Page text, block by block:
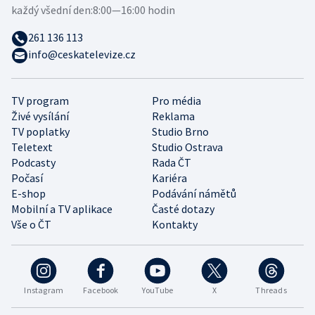
Instagram Facebook YouTube X Threads
TV program
Pro média
Živé vysílání
Reklama
TV poplatky
Studio Brno
Teletext
Studio Ostrava
Podcasty
Rada ČT
Počasí
Kariéra
E-shop
Podávání námětů
Mobilní a TV aplikace
Časté dotazy
Vše o ČT
Kontakty
každý všední den:8:00—16:00 hodin
261 136 113
info@ceskatelevize.cz